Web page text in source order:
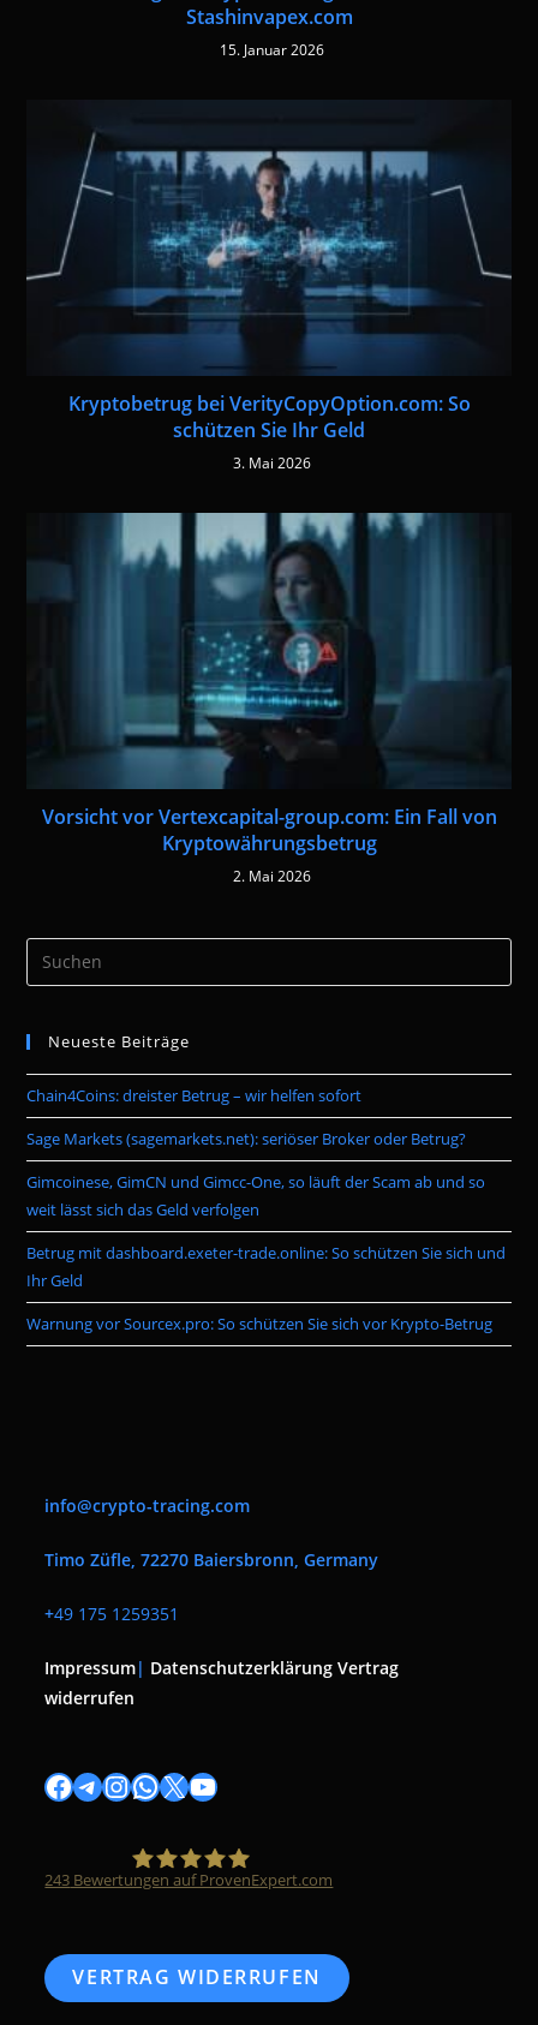
Stashinvapex.com
15. Januar 2026
Kryptobetrug bei VerityCopyOption.com: So
schützen Sie Ihr Geld
3. Mai 2026
Vorsicht vor Vertexcapital-group.com: Ein Fall von
Kryptowährungsbetrug
2. Mai 2026
the
Neueste Beiträge
Chain4Coins: dreister Betrug – wir helfen sofort
Sage Markets (sagemarkets.net): seriöser Broker oder Betrug?
Gimcoinese, GimCN und Gimcc-One, so läuft der Scam ab und so
weit lässt sich das Geld verfolgen
Betrug mit dashboard.exeter-trade.online: So schützen Sie sich und
Ihr Geld
Warnung vor Sourcex.pro: So schützen Sie sich vor Krypto-Betrug
info@crypto-tracing.com
Timo Züfle, 72270 Baiersbronn, Germany
+49 175 1259351
Impressum| Datenschutzerklärung Vertrag
widerrufen
Facebook
Telegram
Instagram
WhatsApp
X YouTube
243 Bewertungen auf ProvenExpert.com
VERTRAG WIDERRUFEN